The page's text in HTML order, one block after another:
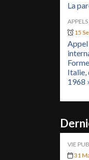
La
15
Italie,
1968
VIE
31